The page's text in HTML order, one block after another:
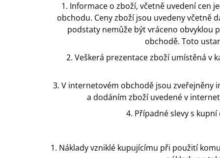
1. Informace o zboží, včetně uvedení cen
obchodu. Ceny zboží jsou uvedeny včetně
podstaty nemůže být vráceno obvyklou
obchodě. Toto
2. Veškerá prezentace zboží umístěná
3. V internetovém obchodě jsou zveřejněny
a dodáním zboží uvedené v
4. Případné slevy s
1. Náklady vzniklé kupujícímu při použití